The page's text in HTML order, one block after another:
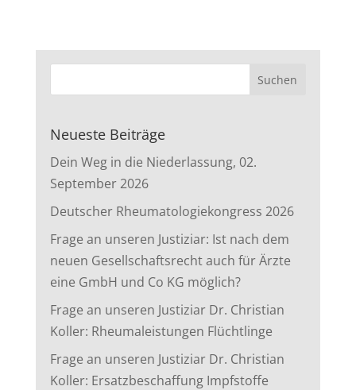
Neueste Beiträge
Dein Weg in die Niederlassung, 02.
September 2026
Deutscher Rheumatologiekongress 2026
Frage an unseren Justiziar: Ist nach dem
neuen Gesellschaftsrecht auch für Ärzte
eine GmbH und Co KG möglich?
Frage an unseren Justiziar Dr. Christian
Koller: Rheumaleistungen Flüchtlinge
Frage an unseren Justiziar Dr. Christian
Koller: Ersatzbeschaffung Impfstoffe